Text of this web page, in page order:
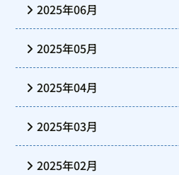
2025年06月
2025年05月
2025年04月
2025年03月
2025年02月